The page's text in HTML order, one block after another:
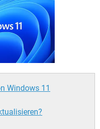
Windows 11